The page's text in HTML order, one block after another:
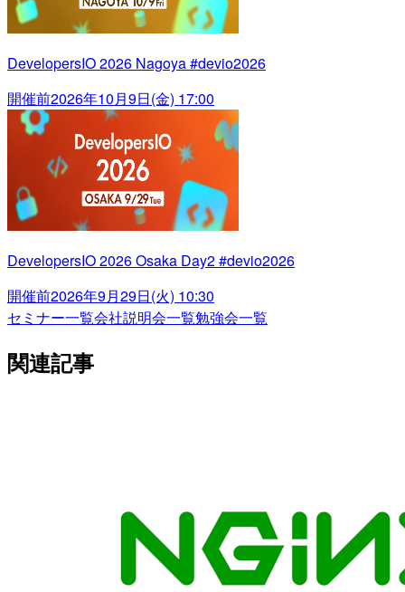
DevelopersIO 2026 Nagoya #devio2026
開催前2026年10月9日(金) 17:00
DevelopersIO 2026 Osaka Day2 #devio2026
開催前2026年9月29日(火) 10:30
セミナー一覧会社説明会一覧勉強会一覧
関連記事